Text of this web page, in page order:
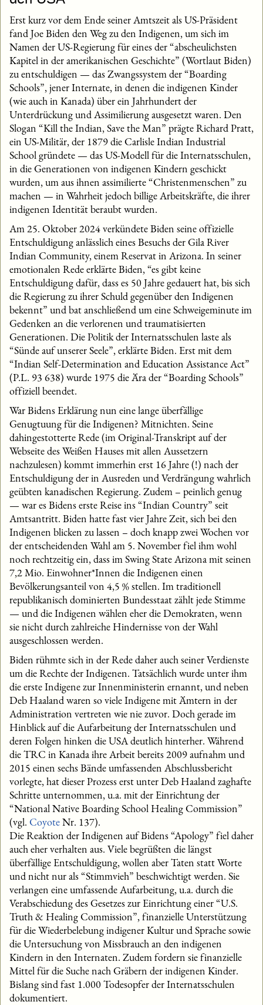
Erst kurz vor dem Ende seiner Amtszeit als US-Präsident
fand Joe Biden den Weg zu den Indigenen, um sich im
Namen der US-Regierung für eines der “abscheulichsten
Kapitel in der amerikanischen Geschichte” (Wortlaut Biden)
zu entschuldigen — das Zwangssystem der “Boarding
Schools”, jener Internate, in denen die indigenen Kinder
(wie auch in Kanada) über ein Jahrhundert der
Unterdrückung und Assimilierung ausgesetzt waren. Den
Slogan “Kill the Indian, Save the Man” prägte Richard Pratt,
ein US-Militär, der 1879 die Carlisle Indian Industrial
School gründete — das US-Modell für die Internatsschulen,
in die Generationen von indigenen Kindern geschickt
wurden, um aus ihnen assimilierte “Christenmenschen” zu
machen — in Wahrheit jedoch billige Arbeitskräfte, die ihrer
indigenen Identität beraubt wurden.
Am 25. Oktober 2024 verkündete Biden seine offizielle
Entschuldigung anlässlich eines Besuchs der Gila River
Indian Community, einem Reservat in Arizona. In seiner
emotionalen Rede erklärte Biden, “es gibt keine
Entschuldigung dafür, dass es 50 Jahre gedauert hat, bis sich
die Regierung zu ihrer Schuld gegenüber den Indigenen
bekennt” und bat anschließend um eine Schweigeminute im
Gedenken an die verlorenen und traumatisierten
Generationen. Die Politik der Internatsschulen laste als
“Sünde auf unserer Seele”, erklärte Biden. Erst mit dem
“Indian Self-Determination and Education Assistance Act”
(P.L. 93 638) wurde 1975 die Ära der “Boarding Schools”
offiziell beendet.
War Bidens Erklärung nun eine lange überfällige
Genugtuung für die Indigenen? Mitnichten. Seine
dahingestotterte Rede (im Original-Transkript auf der
Webseite des Weißen Hauses mit allen Aussetzern
nachzulesen) kommt immerhin erst 16 Jahre (!) nach der
Entschuldigung der in Ausreden und Verdrängung wahrlich
geübten kanadischen Regierung. Zudem – peinlich genug
— war es Bidens erste Reise ins “Indian Country” seit
Amtsantritt. Biden hatte fast vier Jahre Zeit, sich bei den
Indigenen blicken zu lassen – doch knapp zwei Wochen vor
der entscheidenden Wahl am 5. November fiel ihm wohl
noch rechtzeitig ein, dass im Swing State Arizona mit seinen
7,2 Mio. Einwohner*Innen die Indigenen einen
Bevölkerungsanteil von 4,5 % stellen. Im traditionell
republikanisch dominierten Bundesstaat zählt jede Stimme
— und die Indigenen wählen eher die Demokraten, wenn
sie nicht durch zahlreiche Hindernisse von der Wahl
ausgeschlossen werden.
Biden rühmte sich in der Rede daher auch seiner Verdienste
um die Rechte der Indigenen. Tatsächlich wurde unter ihm
die erste Indigene zur Innenministerin ernannt, und neben
Deb Haaland waren so viele Indigene mit Ämtern in der
Administration vertreten wie nie zuvor. Doch gerade im
Hinblick auf die Aufarbeitung der Internatsschulen und
deren Folgen hinken die USA deutlich hinterher. Während
die TRC in Kanada ihre Arbeit bereits 2009 aufnahm und
2015 einen sechs Bände umfassenden Abschlussbericht
vorlegte, hat dieser Prozess erst unter Deb Haaland zaghafte
Schritte unternommen, u.a. mit der Einrichtung der
“National Native Boarding School Healing Commission”
(vgl. CoyoteNr. 137).
Die Reaktion der Indigenen auf Bidens “Apology” fiel daher
auch eher verhalten aus. Viele begrüßten die längst
überfällige Entschuldigung, wollen aber Taten statt Worte
und nicht nur als “Stimmvieh” beschwichtigt werden. Sie
verlangen eine umfassende Aufarbeitung, u.a. durch die
Verabschiedung des Gesetzes zur Einrichtung einer “U.S.
Truth & Healing Commission”, finanzielle Unterstützung
für die Wiederbelebung indigener Kultur und Sprache sowie
die Untersuchung von Missbrauch an den indigenen
Kindern in den Internaten. Zudem fordern sie finanzielle
Mittel für die Suche nach Gräbern der indigenen Kinder.
Bislang sind fast 1.000 Todesopfer der Internatsschulen
dokumentiert.